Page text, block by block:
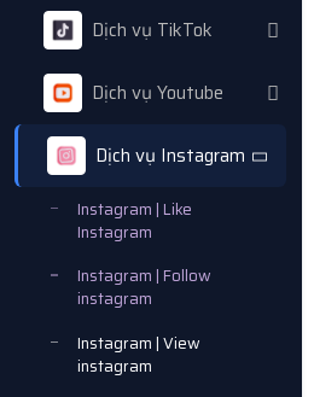
Dịch vụ TikTok
Dịch vụ Youtube
Dịch vụ Instagram
Instagram | Like
Instagram
Instagram | Follow
instagram
Instagram | View
instagram